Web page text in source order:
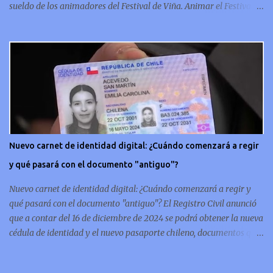
sueldo de los animadores del Festival de Viña. Animar el Festival
debería ser acorde. ¿Cuánto ganará Karen Doggenweiler y su
acompañante? Según se conoce hasta ahora, los animadores del
Festival de Viña del Mar no reciben un sueldo por su rol en el
evento. Al menos no un monto extra al que venían percibirndo por
contrato con su canal empleador. “A la Karen no le pagan, no le
pagan aparte. Hace rato que no pagan”, confirmó la periodista de
espectáculos, Cecilia Gutiérrez, en el programa Hay Que Decirlo
(Canal 13). “A mí la Tonka (Tomicic) me dijo que a ellos no le
pagaban”, complementó Willy Sabor. Nacho Gutiérrez aportó que,
Nuevo carnet de identidad digital: ¿Cuándo comenzará a regir
y qué pasará con el documento "antiguo"?
Nuevo carnet de identidad digital: ¿Cuándo comenzará a regir y
qué pasará con el documento "antiguo"? El Registro Civil anunció
que a contar del 16 de diciembre de 2024 se podrá obtener la nueva
cédula de identidad y el nuevo pasaporte chileno, documentos que